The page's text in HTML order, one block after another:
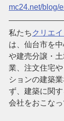
mc24.net/blog/
私たち クリエ
は、仙台市を
や建売分譲・
業、注文住宅
ションの建築業
ず、建築に関
会社をおこなっ